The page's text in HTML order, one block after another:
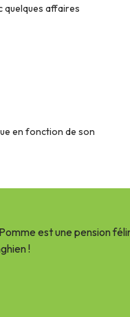
quelques affaires
en fonction de son